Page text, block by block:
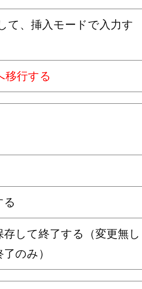
て、挿入モードで入力す
移行する
る
して終了する（変更無し
のみ）